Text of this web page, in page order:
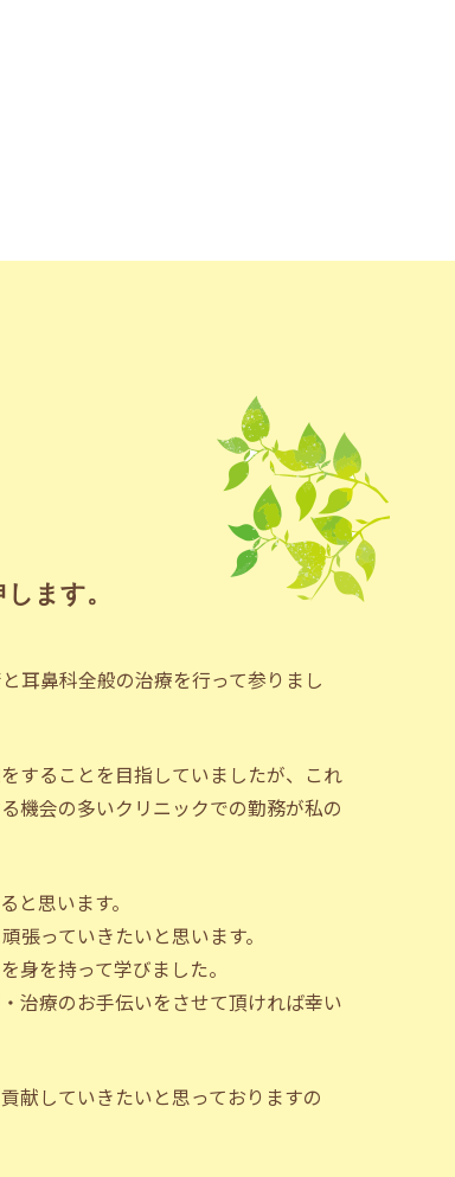
ます。
耳鼻科全般の治療を行って参りまし
することを目指していましたが、これ
機会の多いクリニックでの勤務が私の
と思います。
張っていきたいと思います。
身を持って学びました。
治療のお手伝いをさせて頂ければ幸い
献していきたいと思っておりますの